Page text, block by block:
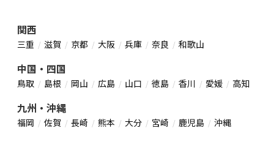
関西
三重 滋賀 京都 大阪 兵庫 奈良 和歌山
中国・四国
鳥取 島根 岡山 広島 山口 徳島 香川 愛媛 高知
九州・沖縄
福岡 佐賀 長崎 熊本 大分 宮崎 鹿児島 沖縄